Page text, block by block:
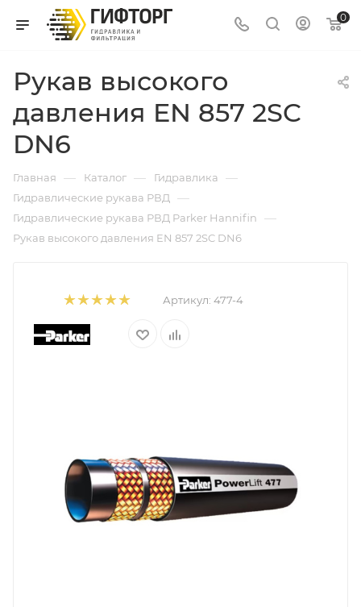
0
Рукав высокого
давления EN 857 2SC
DN6
Главная — Каталог — Гидравлика —
Гидравлические рукава РВД —
Гидравлические рукава РВД Parker Hannifin —
Рукав высокого давления EN 857 2SC DN6
Артикул: 477-4